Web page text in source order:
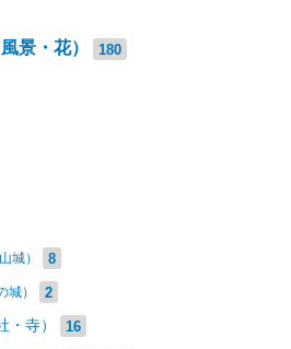
景・花） 180
城） 8
） 2
・寺） 16